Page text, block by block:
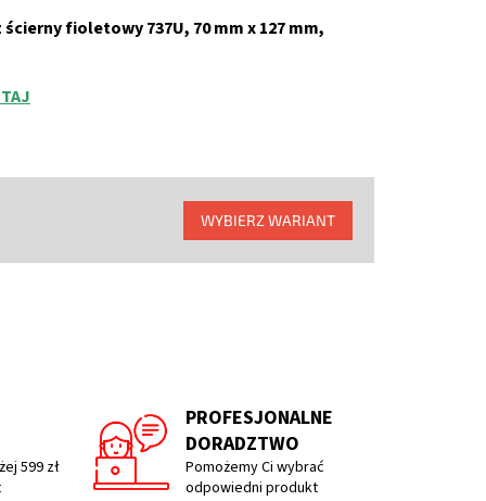
fioletowy 737U, 70 mm x 127 mm,
WYBIERZ WARIANT
599 zł
PROFESJONALNE
DORADZTWO
Pomożemy Ci wybrać
odpowiedni produkt